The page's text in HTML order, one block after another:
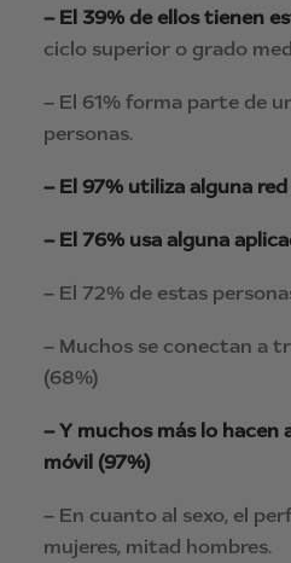
– El 39% de ellos tienen
ciclo superior o grado
– El 61% forma parte de
personas.
– El 97% utiliza alguna
– El 76% usa alguna
– El 72% de estas
– Muchos se conectan a
(68%)
– Y muchos más lo hacen
móvil (97%)
– En cuanto al sexo, el
mujeres, mitad hombres.